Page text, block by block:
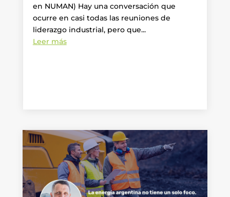
en NUMAN) Hay una conversación que
ocurre en casi todas las reuniones de
liderazgo industrial, pero que...
Leer más